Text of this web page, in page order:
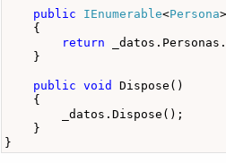
public IEnumerable<Persona
{
return
}
public void
Dispose()
{
_datos.Dispose();
}
}